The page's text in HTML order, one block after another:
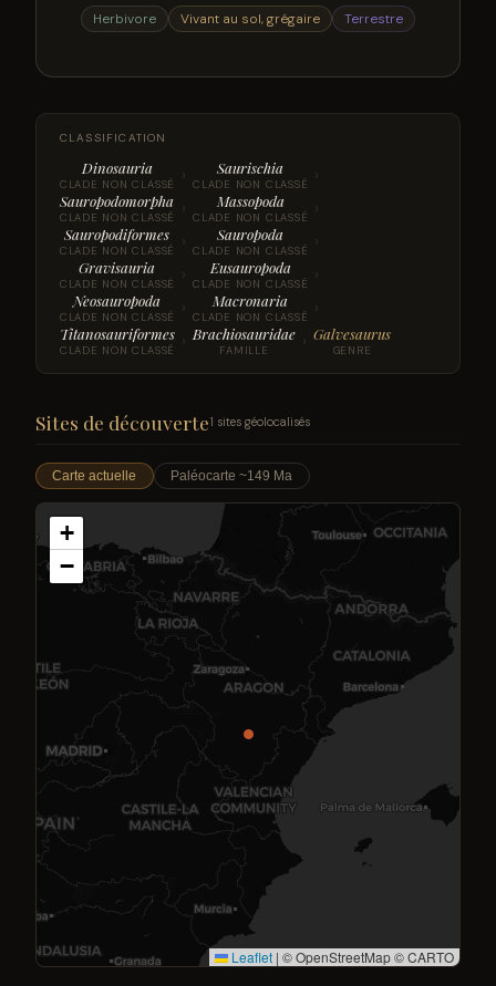
Herbivore Vivant au sol, grégaire Terrestre
CLASSIFICATION
Dinosauria
CLADE NON CLASSÉ › Saurischia
CLADE NON CLASSÉ ›
Sauropodomorpha
CLADE NON CLASSÉ › Massopoda
CLADE NON CLASSÉ ›
Sauropodiformes
CLADE NON CLASSÉ › Sauropoda
CLADE NON CLASSÉ ›
Gravisauria
CLADE NON CLASSÉ › Eusauropoda
CLADE NON CLASSÉ ›
Neosauropoda
CLADE NON CLASSÉ › Macronaria
CLADE NON CLASSÉ ›
Titanosauriformes
CLADE NON CLASSÉ › Brachiosauridae
FAMILLE › Galvesaurus
GENRE
Sites de découverte1 sites géolocalisés
Carte actuelle Paléocarte ~149 Ma
+
−
Leaflet | © OpenStreetMap © CARTO